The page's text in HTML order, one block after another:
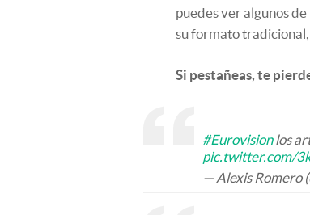
puedes ver algunos
su formato
Si pestañeas, te
#Eurovisionlos
pic.twitter.com/
— Alexis Romero